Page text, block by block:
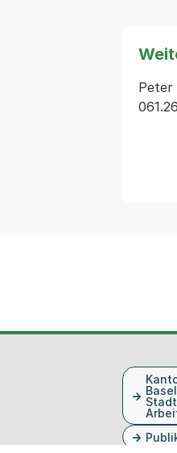
Peter